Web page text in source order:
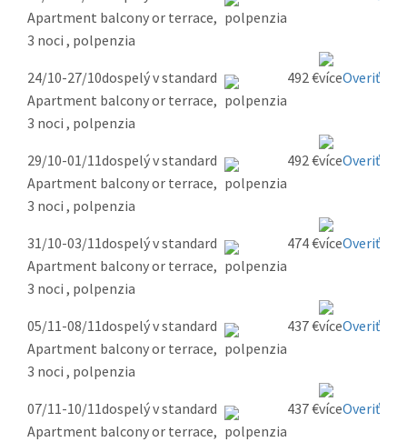
Apartment balcony or terrace,
3 noci , polpenzia
24/10-27/10dospelý v standard
Apartment balcony or terrace,
3 noci , polpenzia
492 € Overiť
29/10-01/11dospelý v standard
Apartment balcony or terrace,
3 noci , polpenzia
492 € Overiť
31/10-03/11dospelý v standard
Apartment balcony or terrace,
3 noci , polpenzia
474 € Overiť
05/11-08/11dospelý v standard
Apartment balcony or terrace,
3 noci , polpenzia
437 € Overiť
07/11-10/11dospelý v standard
Apartment balcony or terrace,
437 € Overiť